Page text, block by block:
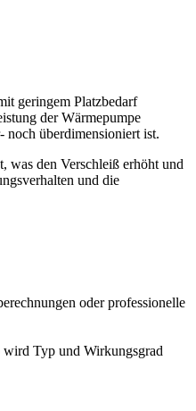
geringem Platzbedarf
der Wärmepumpe
noch überdimensioniert ist.
was den Verschleiß erhöht und
und die
oder professionelle
wird Typ und Wirkungsgrad